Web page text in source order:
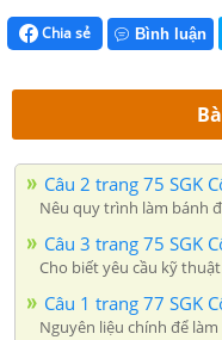
Chia sẻ Bình luận
Câu 2 trang 75 SGK
Nêu quy trình làm bánh
Câu 3 trang 75 SGK
Cho biết yêu cầu kỹ
Câu 1 trang 77 SGK
Nguyên liệu chính để